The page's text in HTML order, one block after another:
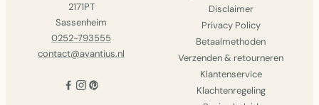
2171PT
Sassenheim
0252-793555
contact@avantius.nl
Disclaimer
Privacy Policy
Betaalmethoden
Verzenden & retourneren
Klantenservice
Klachtenregeling